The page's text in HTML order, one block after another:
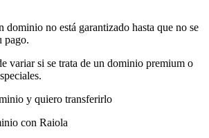
dominio no está garantizado hasta que no se
pago.
variar si se trata de un dominio premium o
y quiero transferirlo
con Raiola